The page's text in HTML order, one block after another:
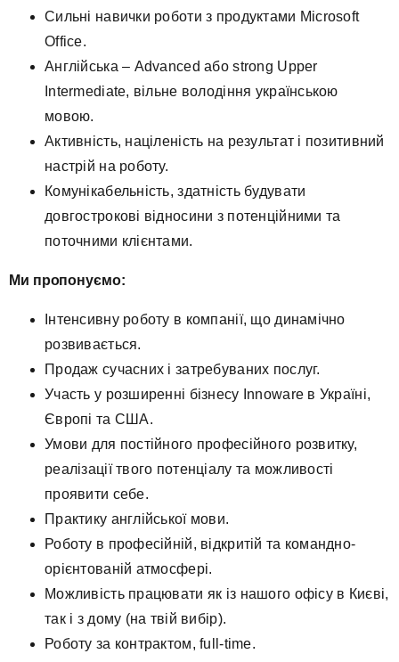
Сильні навички роботи з продуктами Microsoft
Office.
Англійська – Advanced або strong Upper
Intermediate, вільне володіння українською
мовою.
Активність, націленість на результат і позитивний
настрій на роботу.
Комунікабельність, здатність будувати
довгострокові відносини з потенційними та
поточними клієнтами.
Ми пропонуємо:
Інтенсивну роботу в компанії, що динамічно
розвивається.
Продаж сучасних і затребуваних послуг.
Участь у розширенні бізнесу Innoware в Україні,
Європі та США.
Умови для постійного професійного розвитку,
реалізації твого потенціалу та можливості
проявити себе.
Практику англійської мови.
Роботу в професійній, відкритій та командно-
орієнтованій атмосфері.
Можливість працювати як із нашого офісу в Києві,
так і з дому (на твій вибір).
Роботу за контрактом, full-time.